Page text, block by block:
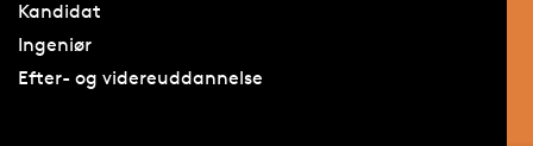
Kandidat
Ingeniør
Efter- og videreuddannelse